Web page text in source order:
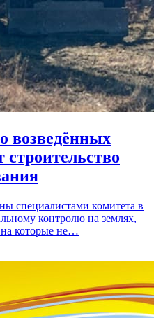
возведённых
специалистами комитета в
контролю на землях,
на которые не…